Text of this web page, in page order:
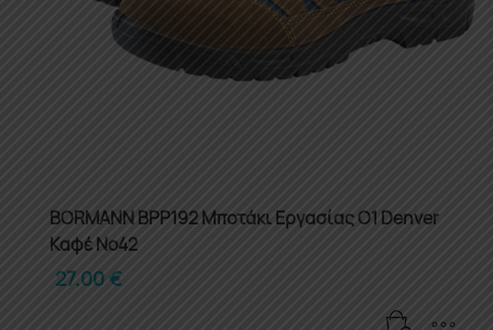
BORMANN BPP192 Μποτάκι Εργασίας O1 Denver
Καφέ Νο42
27.00€